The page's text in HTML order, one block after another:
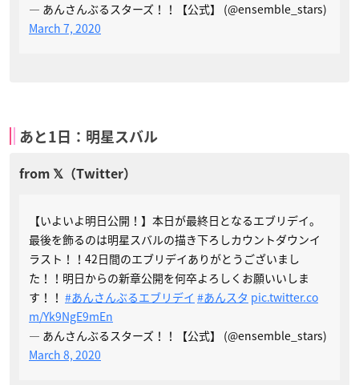
— あんさんぶるスターズ！！【公式】 (@ensemble_stars)
March 7, 2020
あと1日：明星スバル
【いよいよ明日公開！】本日が最終日となるエブリデイ。
最後を飾るのは明星スバルの描き下ろしカウントダウンイ
ラスト！！42日間のエブリデイありがとうございまし
た！！明日からの新章公開を何卒よろしくお願いいしま
す！！ #あんさんぶるエブリデイ #あんスタ pic.twitter.co
m/Yk9NgE9mEn
— あんさんぶるスターズ！！【公式】 (@ensemble_stars)
March 8, 2020